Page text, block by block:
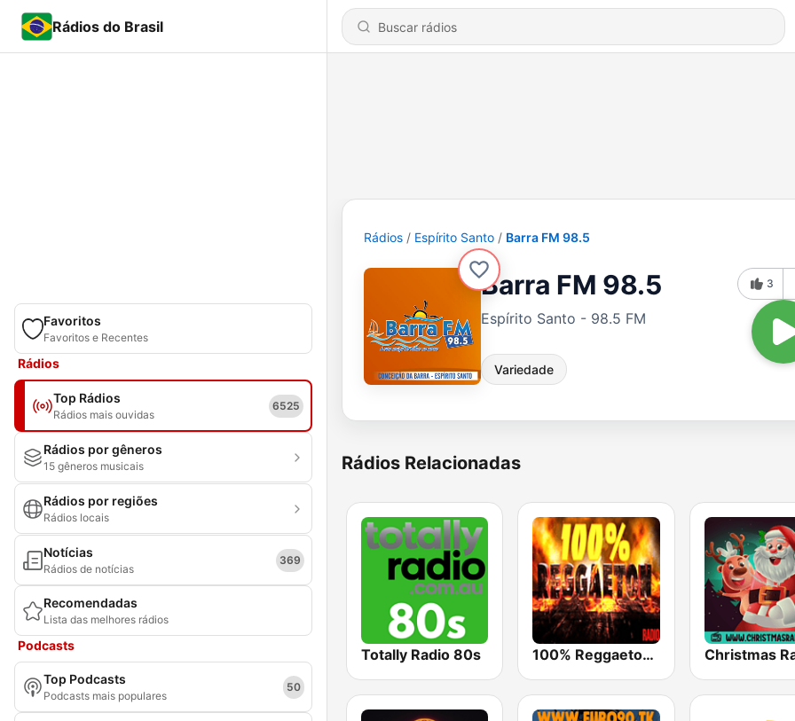
Rádios do Brasil
Favoritos
Favoritos e Recentes
Rádios
Top Rádios
Rádios mais ouvidas
6525
Rádios por gêneros
15 gêneros musicais
Rádios por regiões
Rádios locais
Notícias
Rádios de notícias
369
Recomendadas
Lista das melhores rádios
Podcasts
Top Podcasts
Podcasts mais populares
50
Rádios Espírito Santo Barra FM 98.5
Barra FM 98.5
Espírito Santo - 98.5 FM
Variedade
3
Rádios Relacionadas
Totally Radio 80s 100% Reggaeton Radio Christmas